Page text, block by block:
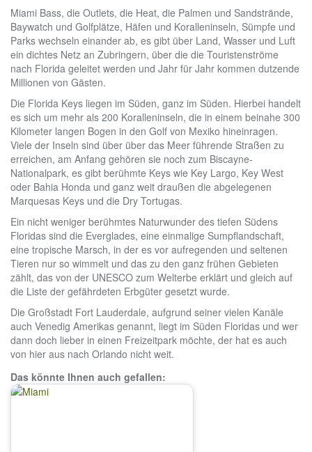
Miami Bass, die Outlets, die Heat, die Palmen und Sandstrände,
Baywatch und Golfplätze, Häfen und Koralleninseln, Sümpfe und
Parks wechseln einander ab, es gibt über Land, Wasser und Luft
ein dichtes Netz an Zubringern, über die die Touristenströme
nach Florida geleitet werden und Jahr für Jahr kommen dutzende
Millionen von Gästen.
Die Florida Keys liegen im Süden, ganz im Süden. Hierbei handelt
es sich um mehr als 200 Koralleninseln, die in einem beinahe 300
Kilometer langen Bogen in den Golf von Mexiko hineinragen.
Viele der Inseln sind über über das Meer führende Straßen zu
erreichen, am Anfang gehören sie noch zum Biscayne-
Nationalpark, es gibt berühmte Keys wie Key Largo, Key West
oder Bahia Honda und ganz weit draußen die abgelegenen
Marquesas Keys und die Dry Tortugas.
Ein nicht weniger berühmtes Naturwunder des tiefen Südens
Floridas sind die Everglades, eine einmalige Sumpflandschaft,
eine tropische Marsch, in der es vor aufregenden und seltenen
Tieren nur so wimmelt und das zu den ganz frühen Gebieten
zählt, das von der UNESCO zum Welterbe erklärt und gleich auf
die Liste der gefährdeten Erbgüter gesetzt wurde.
Die Großstadt Fort Lauderdale, aufgrund seiner vielen Kanäle
auch Venedig Amerikas genannt, liegt im Süden Floridas und wer
dann doch lieber in einen Freizeitpark möchte, der hat es auch
von hier aus nach Orlando nicht weit.
Das könnte Ihnen auch gefallen: